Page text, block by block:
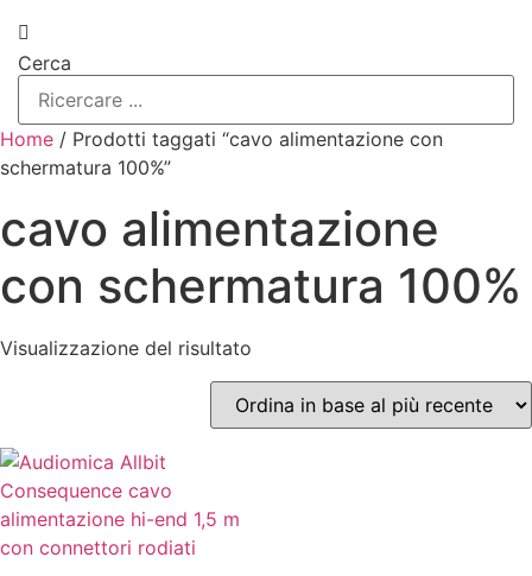
Cerca
Home / Prodotti taggati “cavo alimentazione con
schermatura 100%”
cavo alimentazione
con schermatura 100%
Visualizzazione del risultato